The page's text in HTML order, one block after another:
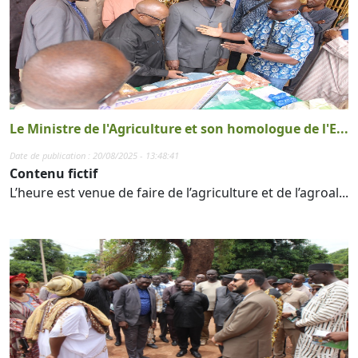
Le Ministre de l'Agriculture et son homologue de l'E...
Date de publication : 20/08/2025 - 13:48:41
Contenu fictif
L’heure est venue de faire de l’agriculture et de l’agroal...